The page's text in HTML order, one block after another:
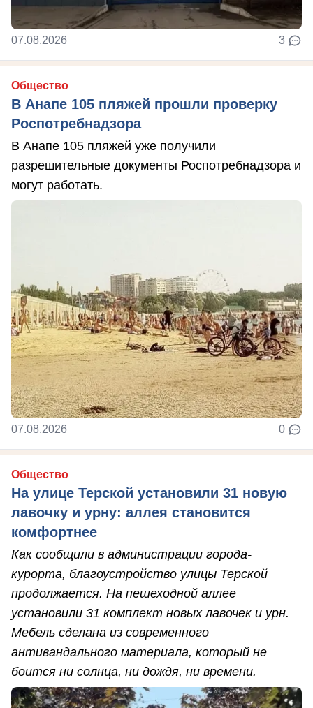
07.08.2026 3
Общество
В Анапе 105 пляжей прошли проверку
Роспотребнадзора
В Анапе 105 пляжей уже получили
разрешительные документы Роспотребнадзора и
могут работать.
07.08.2026 0
Общество
На улице Терской установили 31 новую
лавочку и урну: аллея становится
комфортнее
Как сообщили в администрации города-
курорта, благоустройство улицы Терской
продолжается. На пешеходной аллее
установили 31 комплект новых лавочек и урн.
Мебель сделана из современного
антивандального материала, который не
боится ни солнца, ни дождя, ни времени.